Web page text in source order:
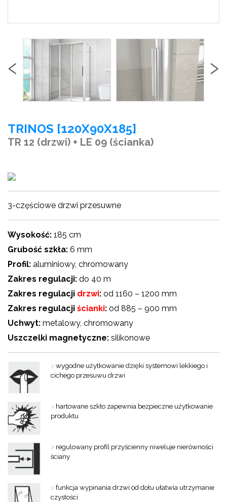
‹ ›
TRINOS [120X90X185]
TR 12 (drzwi) + LE 09 (ścianka)
3-częściowe drzwi przesuwne
Wysokość: 185 cm
Grubość szkła: 6 mm
Profil: aluminiowy, chromowany
Zakres regulacji: do 40 m
Zakres regulacji drzwi: od 1160 – 1200 mm
Zakres regulacji ścianki: od 885 – 900 mm
Uchwyt: metalowy, chromowany
Uszczelki magnetyczne: silikonowe
>wygodne użytkowanie dzięki systemowi lekkiego i
cichego przesuwu drzwi
> hartowane szkło zapewnia bezpieczne użytkowanie
produktu
> regulowany profil przyścienny niweluje nierówności
ściany
>funkcja wypinania drzwi od dołu ułatwia utrzymanie
czystości